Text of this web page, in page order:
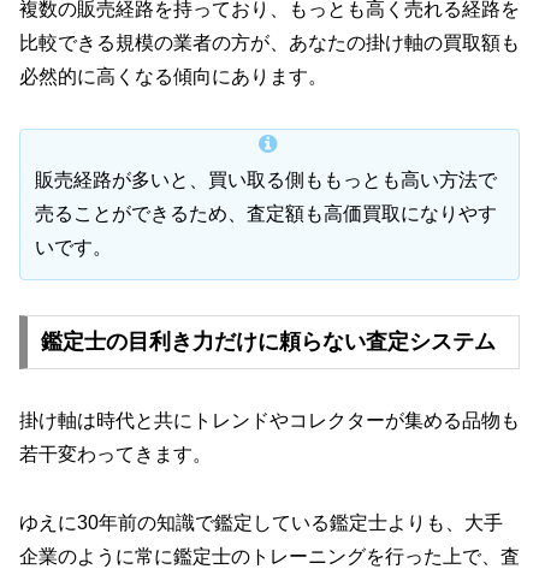
複数の販売経路を持っており、もっとも高く売れる経路を
比較できる規模の業者の方が、あなたの掛け軸の買取額も
必然的に高くなる傾向にあります。
販売経路が多いと、買い取る側ももっとも高い方法で
売ることができるため、査定額も高価買取になりやす
いです。
鑑定士の目利き力だけに頼らない査定システム
掛け軸は時代と共にトレンドやコレクターが集める品物も
若干変わってきます。
ゆえに30年前の知識で鑑定している鑑定士よりも、大手
企業のように常に鑑定士のトレーニングを行った上で、査